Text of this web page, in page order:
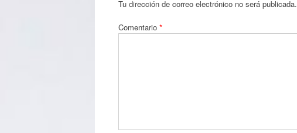
Tu dirección de correo electrónico no será publicada.
Comentario *